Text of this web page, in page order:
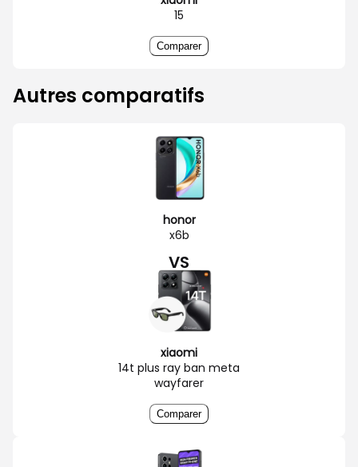
15
Comparer
Autres comparatifs
honor
x6b
VS
xiaomi
14t plus ray ban meta
wayfarer
Comparer